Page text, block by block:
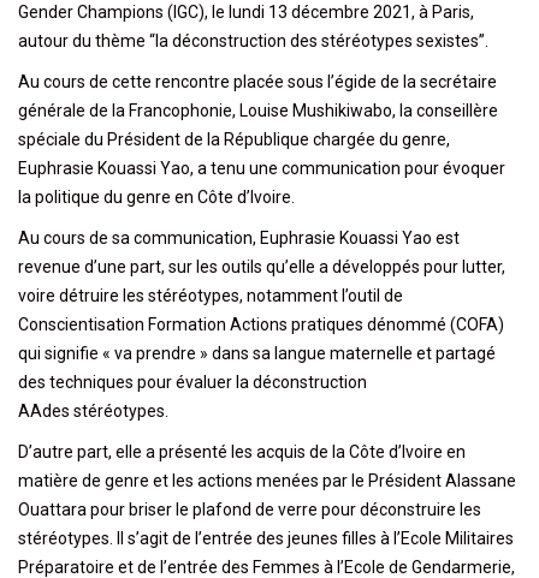
Gender Champions (IGC), le lundi 13 décembre 2021, à Paris,
autour du thème “la déconstruction des stéréotypes sexistes”.
Au cours de cette rencontre placée sous l’égide de la secrétaire
générale de la Francophonie, Louise Mushikiwabo, la conseillère
spéciale du Président de la République chargée du genre,
Euphrasie Kouassi Yao, a tenu une communication pour évoquer
la politique du genre en Côte d’Ivoire.
Au cours de sa communication, Euphrasie Kouassi Yao est
revenue d’une part, sur les outils qu’elle a développés pour lutter,
voire détruire les stéréotypes, notamment l’outil de
Conscientisation Formation Actions pratiques dénommé (COFA)
qui signifie « va prendre » dans sa langue maternelle et partagé
des techniques pour évaluer la déconstruction
AAdes stéréotypes.
D’autre part, elle a présenté les acquis de la Côte d’Ivoire en
matière de genre et les actions menées par le Président Alassane
Ouattara pour briser le plafond de verre pour déconstruire les
stéréotypes. Il s’agit de l’entrée des jeunes filles à l’Ecole Militaires
Préparatoire et de l’entrée des Femmes à l’Ecole de Gendarmerie,